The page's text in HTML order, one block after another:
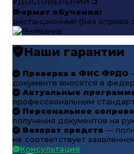
Формат обучения:
дистанционный (без отрыва
Наши гарантии
Проверка в ФИС ФРДО
документе вносятся в
Актуальные
профессиональным
Персональное
получения документов на
Возврат средств —
не соответствует
Консультация